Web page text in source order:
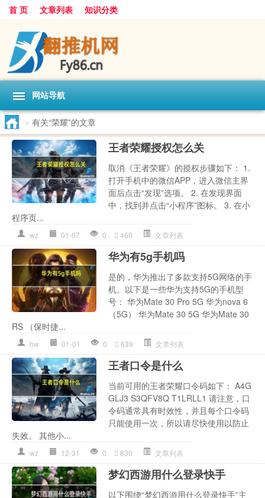
首 页 文章列表 知识分类
网站导航
> 有关“荣耀”的文章
王者荣耀授权怎么关
取消《王者荣耀》的授权步骤如下： 1.
打开手机中的微信APP，进入微信主界
面后点击“发现”选项。 2. 在发现界面
中，找到并点击“小程序”图标。 3. 在小
程序页...
wz 01-07 0 460 文章列表
华为有5g手机吗
是的，华为推出了多款支持5G网络的手
机。以下是一些华为支持5G的手机型
号： 华为Mate 30 Pro 5G 华为nova 6
（5G） 华为Mate 30 5G 华为Mate 30
RS （保时捷...
hw 01-01 0 639 文章列表
王者口令是什么
当前可用的王者荣耀口令码如下： A4G
GLJ3 S3QFV8Q T1LRLL1 请注意，口
令码通常具有时效性，并且每个口令码
只能使用一次，所以请尽快使用以防止
失效。 其他小...
wz 12-31 0 830 文章列表
梦幻西游用什么登录快手
以下围绕“梦幻西游用什么登录快手”主